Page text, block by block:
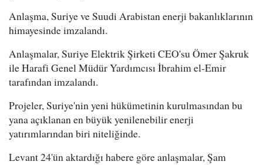
Anlaşma, Suriye ve Suudi Arabistan enerji bakanlıklarının
himayesinde imzalandı.
Anlaşmalar, Suriye Elektrik Şirketi CEO'su Ömer Şakruk
ile Harafi Genel Müdür Yardımcısı İbrahim el-Emir
tarafından imzalandı.
Projeler, Suriye'nin yeni hükümetinin kurulmasından bu
yana açıklanan en büyük yenilenebilir enerji
yatırımlarından biri niteliğinde.
Levant 24'ün aktardığı habere göre anlaşmalar, Şam